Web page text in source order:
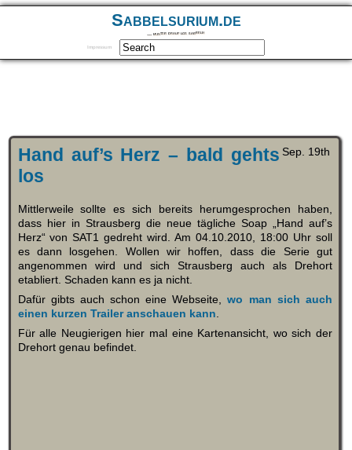
Sabbelsurium.de
… munter drauf los sabbeln
Impressum
Sep. 19th
Hand auf’s Herz – bald gehts
los
Mittlerweile sollte es sich bereits herumgesprochen haben,
dass hier in Strausberg die neue tägliche Soap „Hand auf’s
Herz“ von SAT1 gedreht wird. Am 04.10.2010, 18:00 Uhr soll
es dann losgehen. Wollen wir hoffen, dass die Serie gut
angenommen wird und sich Strausberg auch als Drehort
etabliert. Schaden kann es ja nicht.
Dafür gibts auch schon eine Webseite,wo man sich auch
einen kurzen Trailer anschauen kann
Für alle Neugierigen hier mal eine Kartenansicht, wo sich der
Drehort genau befindet.